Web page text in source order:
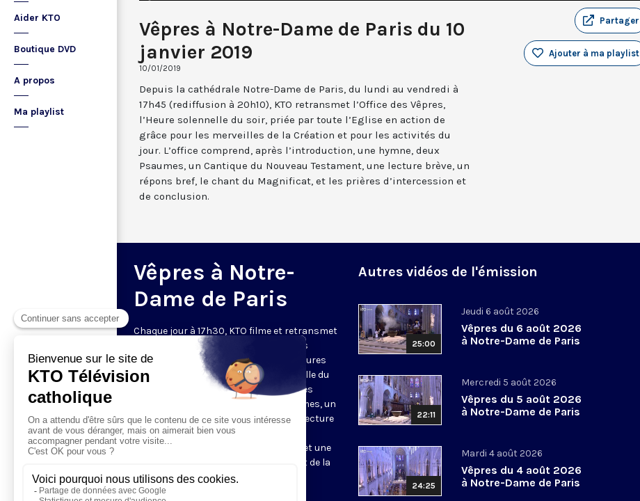
Aider KTO
Boutique DVD
A propos
Ma playlist
Vêpres à Notre-Dame de Paris du 10
janvier 2019
10/01/2019
Partager
Ajouter à ma playlist
Depuis la cathédrale Notre-Dame de Paris, du lundi au vendredi à
17h45 (rediffusion à 20h10), KTO retransmet l’Office des Vêpres,
l’Heure solennelle du soir, priée par toute l’Eglise en action de
grâce pour les merveilles de la Création et pour les activités du
jour. L’office comprend, après l’introduction, une hymne, deux
Psaumes, un Cantique du Nouveau Testament, une lecture brève, un
répons bref, le chant du Magnificat, et les prières d’intercession et
de conclusion.
Vêpres à Notre-
Dame de Paris
Chaque jour à 17h30, KTO filme et retransmet
les Vêpres depuis Notre-Dame de Paris
rouverte. Les Vêpres font partie des Heures
de l’Office divin, c’est la prière solennelle du
soir. L’office de Vêpres comprend, après
l’introduction, une hymne, deux Psaumes, un
Cantique du Nouveau Testament, une lecture
brève, le chant d’actions de grâces du
Magnificat, les prières d’intercession et une
brève oraison. Les textes des Vêpres et de la
messe sont presque toujours ceux
qu’indiquent le site
Autres vidéos de l'émission
25:00
Jeudi 6 août 2026
Vêpres du 6 août 2026
à Notre-Dame de Paris
22:11
Mercredi 5 août 2026
Vêpres du 5 août 2026
à Notre-Dame de Paris
24:25
Mardi 4 août 2026
Vêpres du 4 août 2026
à Notre-Dame de Paris